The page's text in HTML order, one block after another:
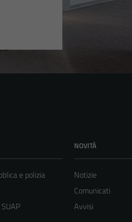
e polizia
NOVITÀ
Notizie
Comunicati
Avvisi